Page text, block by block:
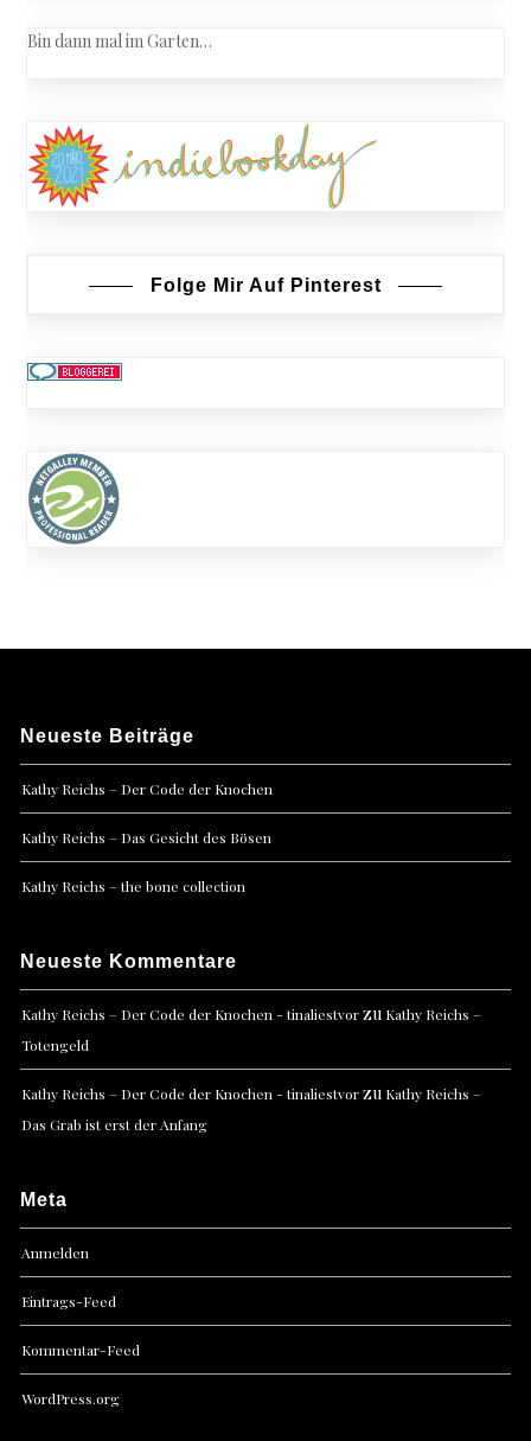
Bin dann mal im Garten…
Folge Mir Auf Pinterest
Neueste Beiträge
Kathy Reichs – Der Code der Knochen
Kathy Reichs – Das Gesicht des Bösen
Kathy Reichs – the bone collection
Neueste Kommentare
Kathy Reichs – Der Code der Knochen - tinaliestvorzu Kathy Reichs –
Totengeld
Kathy Reichs – Der Code der Knochen - tinaliestvorzu Kathy Reichs –
Das Grab ist erst der Anfang
Meta
Anmelden
Eintrags-Feed
Kommentar-Feed
WordPress.org